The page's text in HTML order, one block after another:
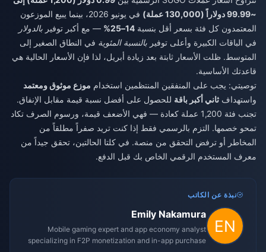
~99.99 دولاراً (130,000 عملة)
في يونيو 2026، بينما يبيع الموزعون
المعتمدون كل فئة بسعر أقل بنسبة 14–25% — مع أكبر توفير بالدولار
في الباقات الكبيرة وأعلى توفير بالنسبة المئوية في النطاق الصغير إلى
المتوسط. ظلت الأسعار ثابتة بعد زيادة أبريل، لذا فإن الأسعار الحالية هي
قاعدتك الأساسية.
توصيتي: يجب على المنفقين المنتظمين استخدام موزع موثوق ومعتمد
واستهداف ثاني أكبر باقة للحصول على أفضل نسبة قيمة مقابل الإنفاق.
تجنب فئة 1,200 عملة كعادة — فهي الأضعف قيمة، ورسوم الصرف تكاد
تمحو خصمها. التزم بالرسمي فقط إذا كنت تريد صفراً مطلقاً من
المخاطر أو ترفض التحقق من منصة. في كلتا الحالتين، تحقق جيداً من
معرف المستخدم الرقمي الخاص بك قبل الدفع.
نبذة عن الكاتب
Emily Nakamura
Mobile gaming expert and app economy analyst
specializing in F2P monetization and in-app purchase